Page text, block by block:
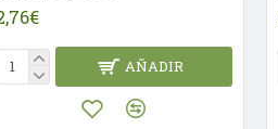
AÑADIR